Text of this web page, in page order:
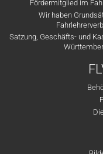
Fördermitglied im
Wir haben
Satzung, Geschäfts- und